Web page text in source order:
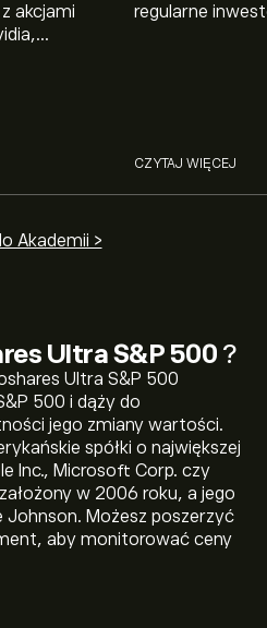
Ultra S&P 500 ?
Ultra S&P 500
500 i dąży do
jego zmiany wartości.
spółki o największej
Inc., Microsoft Corp. czy
w 2006 roku, a jego
Johnson. Możesz poszerzyć
aby monitorować ceny
akcjami
regularne
CZYTAJ WIĘCEJ
Akademii >
Ultra S&P 500 to
„1D” lub „1T” na wykresie
zobaczyć historyczne
się w przedziale
„Proshares Ultra S&P